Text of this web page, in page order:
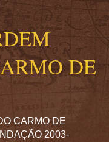
DE
CARMO DE
2003-